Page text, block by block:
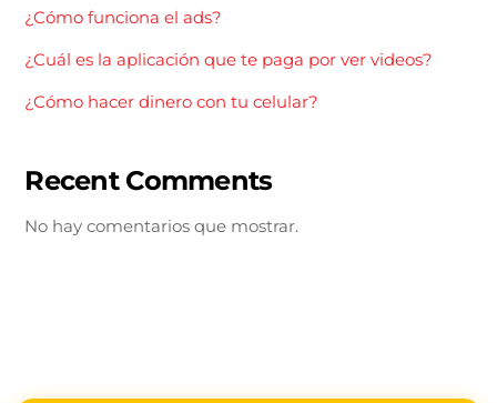
¿Cómo funciona el ads?
¿Cuál es la aplicación que te paga por ver videos?
¿Cómo hacer dinero con tu celular?
Recent Comments
No hay comentarios que mostrar.